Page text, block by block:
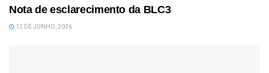
Nota de esclarecimento da BLC3
12 DE JUNHO, 2026